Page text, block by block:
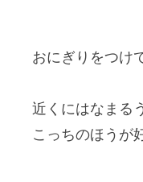
おにぎりをつけ
近くにはなまる
こっちのほうが